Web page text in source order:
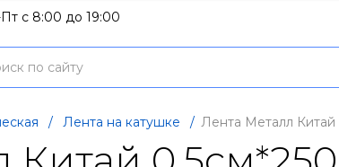
с 8:00 до 19:00
/ Лента на катушке / Лента Металл Китай